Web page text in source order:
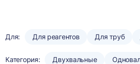
Для: Для реагентов Для труб
Категория: Двухвальные